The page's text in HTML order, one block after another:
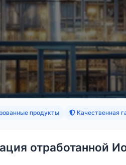
продукты Качественная
отработанной